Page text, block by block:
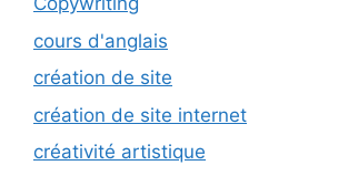
cours d'anglais
création de site
création de site internet
créativité artistique